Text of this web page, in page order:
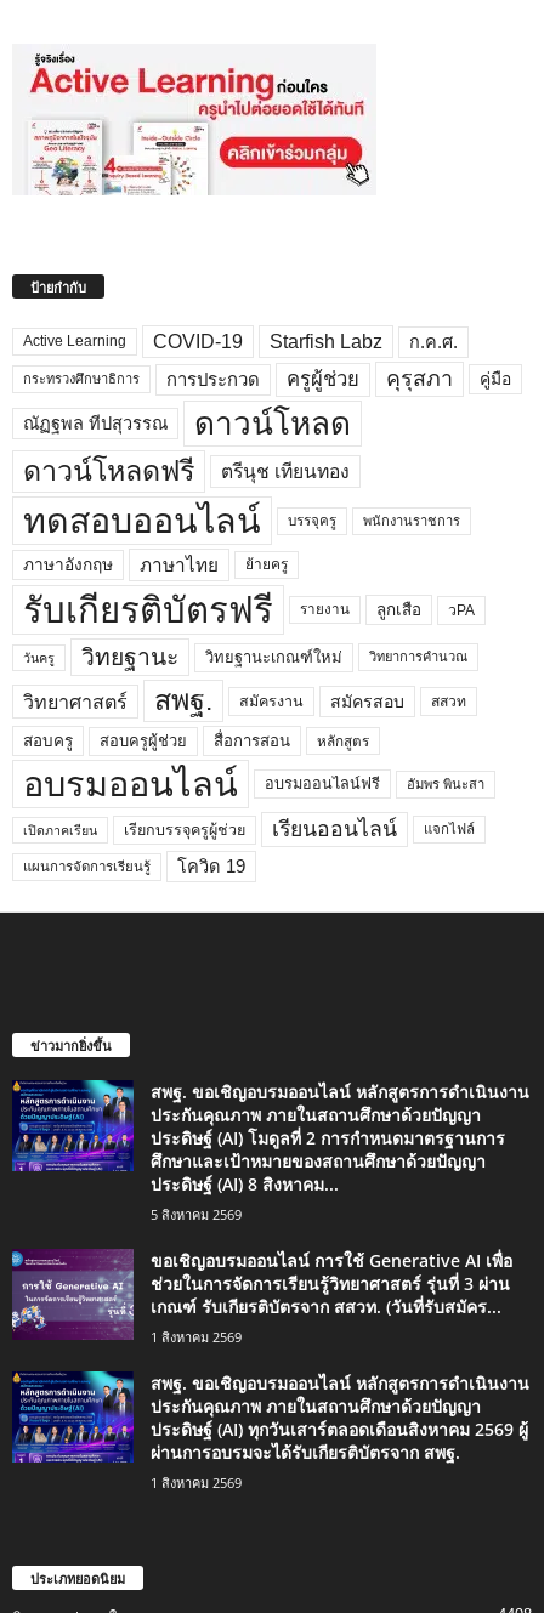
ป้ายกำกับ
Active Learning COVID-19 Starfish Labz ก.ค.ศ.
กระทรวงศึกษาธิการ การประกวด ครูผู้ช่วย คุรุสภา คู่มือ
ณัฏฐพล ทีปสุวรรณ ดาวน์โหลด
ดาวน์โหลดฟรี ตรีนุช เทียนทอง
ทดสอบออนไลน์ บรรจุครู พนักงานราชการ
ภาษาอังกฤษ ภาษาไทย ย้ายครู
รับเกียรติบัตรฟรี รายงาน ลูกเสือ วPA
วันครู วิทยฐานะ วิทยฐานะเกณฑ์ใหม่ วิทยาการคำนวณ
วิทยาศาสตร์ สพฐ. สมัครงาน สมัครสอบ สสวท
สอบครู สอบครูผู้ช่วย สื่อการสอน หลักสูตร
อบรมออนไลน์ อบรมออนไลน์ฟรี อัมพร พินะสา
เปิดภาคเรียน เรียกบรรจุครูผู้ช่วย เรียนออนไลน์ แจกไฟล์
แผนการจัดการเรียนรู้ โควิด 19
ข่าวมากยิ่งขึ้น
สพฐ. ขอเชิญอบรมออนไลน์ หลักสูตรการดำเนินงาน
ประกันคุณภาพ ภายในสถานศึกษาด้วยปัญญา
ประดิษฐ์ (AI) โมดูลที่ 2 การกำหนดมาตรฐานการ
ศึกษาและเป้าหมายของสถานศึกษาด้วยปัญญา
ประดิษฐ์ (AI) 8 สิงหาคม...
5 สิงหาคม 2569
ขอเชิญอบรมออนไลน์ การใช้ Generative AI เพื่อ
ช่วยในการจัดการเรียนรู้วิทยาศาสตร์ รุ่นที่ 3 ผ่าน
เกณฑ์ รับเกียรติบัตรจาก สสวท. (วันที่รับสมัคร...
1 สิงหาคม 2569
สพฐ. ขอเชิญอบรมออนไลน์ หลักสูตรการดำเนินงาน
ประกันคุณภาพ ภายในสถานศึกษาด้วยปัญญา
ประดิษฐ์ (AI) ทุกวันเสาร์ตลอดเดือนสิงหาคม 2569 ผู้
ผ่านการอบรมจะได้รับเกียรติบัตรจาก สพฐ.
1 สิงหาคม 2569
ประเภทยอดนิยม